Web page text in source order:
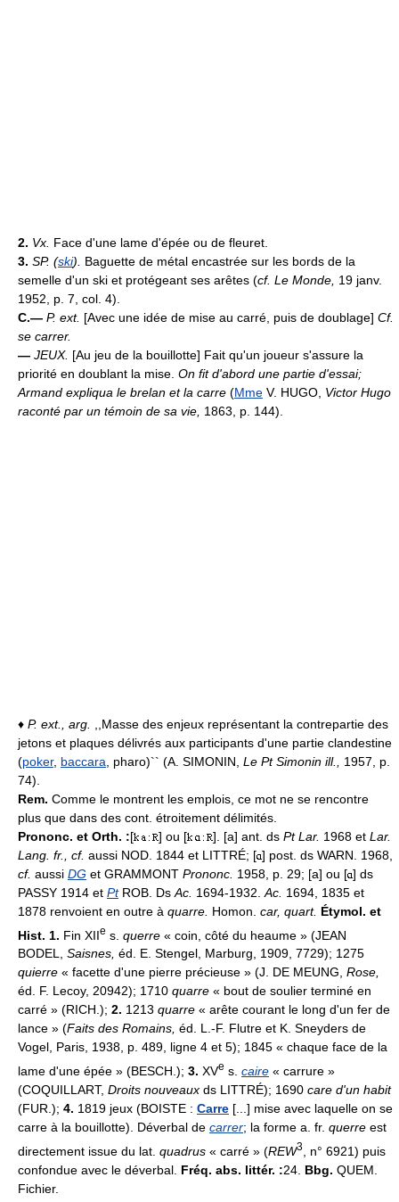
2. Vx. Face d'une lame d'épée ou de fleuret.
3. SP. (ski). Baguette de métal encastrée sur les bords de la
semelle d'un ski et protégeant ses arêtes (cf. Le Monde, 19 janv.
1952, p. 7, col. 4).
C.— P. ext. [Avec une idée de mise au carré, puis de doublage] Cf.
se carrer.
— JEUX. [Au jeu de la bouillotte] Fait qu'un joueur s'assure la
priorité en doublant la mise. On fit d'abord une partie d'essai;
Armand expliqua le brelan et la carre (Mme V. HUGO, Victor Hugo
raconté par un témoin de sa vie, 1863, p. 144).
♦ P. ext., arg.
,,Masse des enjeux représentant la contrepartie des
jetons et plaques délivrés aux participants d'une partie clandestine
(poker, baccara , pharo)`` (A. SIMONIN, Le Pt Simonin ill.,
1957, p.
74).
Rem. Comme le montrent les emplois, ce mot ne se rencontre
plus que dans des cont. étroitement délimités.
Prononc. et Orth. :[ ] ou [ ]. [a] ant. ds Pt Lar. 1968 et Lar.
Lang. fr., cf. aussi NOD. 1844 et LITTRÉ; [ ] post. ds WARN. 1968,
cf. aussi DG et GRAMMONT Prononc. 1958, p. 29; [a] ou [ ] ds
PASSY 1914 et PtROB. Ds Ac. 1694-1932. Ac. 1694, 1835 et
1878 renvoient en outre à quarre. Homon. car, quart. Étymol. et
Hist. 1. Fin XIIe s. querre « coin, côté du heaume » (JEAN
BODEL, Saisnes, éd. E. Stengel, Marburg, 1909, 7729); 1275
quierre « facette d'une pierre précieuse » (J. DE MEUNG, Rose,
éd. F. Lecoy, 20942); 1710 quarre « bout de soulier terminé en
carré » (RICH.); 2. 1213 quarre « arête courant le long d'un fer de
lance » (Faits des Romains, éd. L.-F. Flutre et K. Sneyders de
Vogel, Paris, 1938, p. 489, ligne 4 et 5); 1845 « chaque face de la
lame d'une épée » (BESCH.); 3. XVe s. caire « carrure »
(COQUILLART, Droits nouveaux ds LITTRÉ); 1690 care d'un habit
(FUR.); 4. 1819 jeux (BOISTE : Carre [...] mise avec laquelle on se
carre à la bouillotte). Déverbal de carrer; la forme a. fr. querre est
directement issue du lat. quadrus « carré » (REW3
, n° 6921) puis
confondue avec le déverbal. Fréq. abs. littér. :24. Bbg. QUEM.
Fichier.